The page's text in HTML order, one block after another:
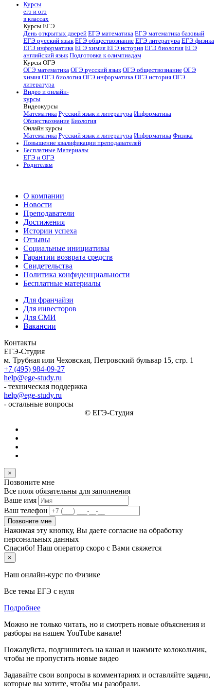
Курсы
егэ и огэ
в классах
Курсы ЕГЭ
День открытых дверей ЕГЭ математика ЕГЭ математика базовый
ЕГЭ русский язык ЕГЭ обществознание ЕГЭ литература ЕГЭ физика
ЕГЭ информатика ЕГЭ химия ЕГЭ история ЕГЭ биология ЕГЭ
английский язык Подготовка к олимпиадам
Курсы ОГЭ
ОГЭ математика ОГЭ русский язык ОГЭ обществознание ОГЭ
химия ОГЭ биология ОГЭ информатика ОГЭ история ОГЭ
литература
Видео и онлайн-
курсы
Видеокурсы
Математика Русский язык и литература Информатика
Обществознание Биология
Онлайн курсы
Математика Русский язык и литература Информатика Физика
Повышение квалификации преподавателей
Бесплатные Материалы
ЕГЭ и ОГЭ
Родителям
О компании
Новости
Преподаватели
Достижения
Истории успеха
Отзывы
Социальные инициативы
Гарантии возврата средств
Свидетельства
Политика конфиденциальности
Бесплатные материалы
Для франчайзи
Для инвесторов
Для СМИ
Вакансии
Контакты
ЕГЭ-Студия
м. Трубная или Чеховская, Петровский бульвар 15, стр. 1
+7 (495) 984-09-27
help@ege-study.ru
- техническая поддержка
help@ege-study.ru
- остальные вопросы
© ЕГЭ-Студия
×
Позвоните мне
Все поля обязательны для заполнения
Ваше имя
Ваш телефон
Позвоните мне
Нажимая эту кнопку, Вы даете согласие на обработку
персональных данных
Спасибо! Наш оператор скоро с Вами свяжется
×
Наш онлайн-курс по Физике
Все темы ЕГЭ с нуля
Подробнее
Можно не только читать, но и смотреть новые объяснения и
разборы на нашем YouTube канале!
Пожалуйста, подпишитесь на канал и нажмите колокольчик,
чтобы не пропустить новые видео
Задавайте свои вопросы в комментариях и оставляйте задачи,
которые вы хотите, чтобы мы разобрали.